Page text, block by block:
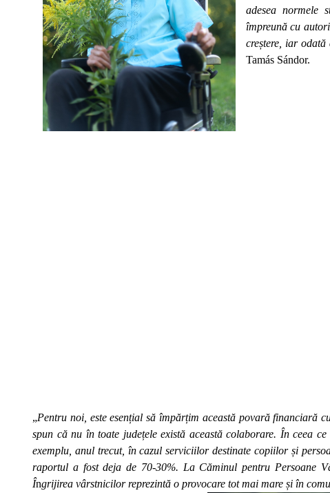
adesea normele
împreună cu
creștere, iar odată
Tamás Sándor.
„Pentru noi, este esențial să împărțim această povară financiară
spun că nu în toate județele există această colaborare. În ceea
exemplu, anul trecut, în cazul serviciilor destinate copiilor și
raportul a fost deja de 70-30%. La Căminul pentru Persoane
Îngrijirea vârstnicilor reprezintă o provocare tot mai mare și în